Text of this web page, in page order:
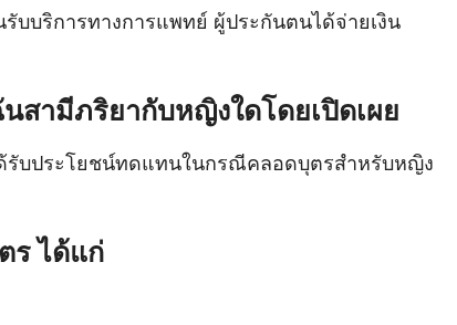
บบริการทางการแพทย์ ผู้ประกันตนได้จ่ายเงิน
ามีภริยากับหญิงใดโดยเปิดเผย
บประโยชน์ทดแทนในกรณีคลอดบุตรสำหรับหญิง
ร ได้แก่